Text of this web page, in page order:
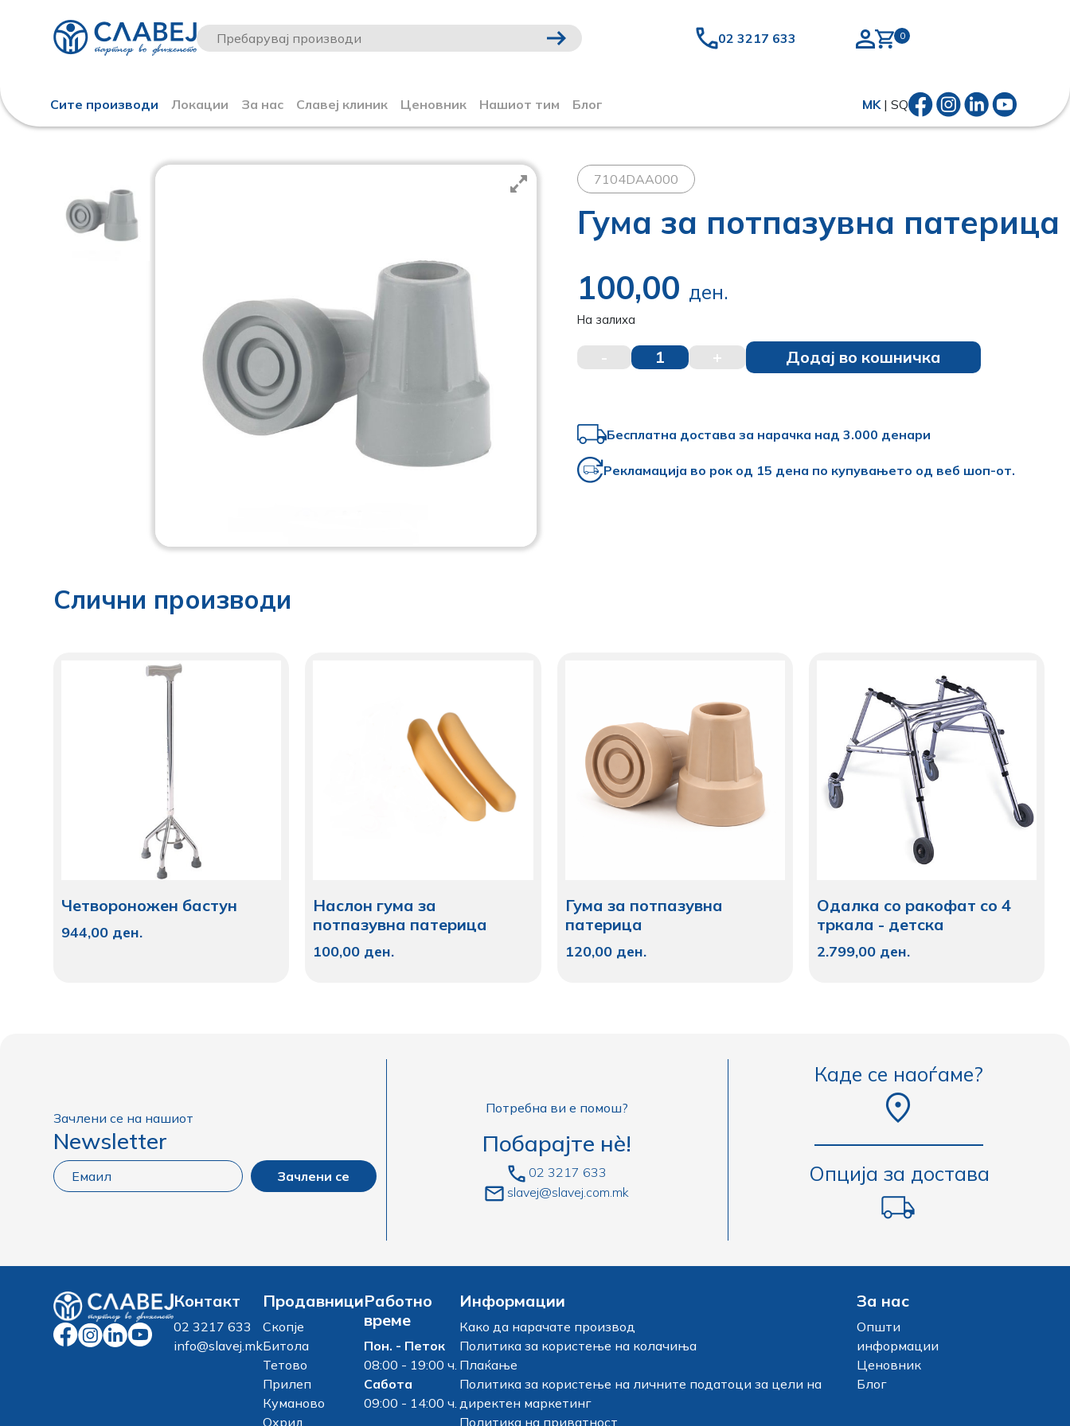
02 3217 633
Сите производи Локации За нас Славеј клиник Ценовник Нашиот тим Блог MK| SQ
7104DAA000
Гума за потпазувна патерица
100,00 ден.
На залиха
- 1 + Додај во кошничка
Бесплатна достава за нарачка над 3.000 денари
Рекламација во рок од 15 дена по купувањето од веб шоп-от.
Слични производи
Четвороножен бастун
944,00 ден.
Наслон гума за
потпазувна патерица
100,00 ден.
Гума за потпазувна
патерица
120,00 ден.
Одалка со ракофат со 4
тркала - детска
2.799,00 ден.
Зачлени се на нашиот
Newsletter
Зачлени се
Потребна ви е помош?
Побарајте нè!
02 3217 633
slavej@slavej.com.mk
Каде се наоѓаме?
Опција за достава
Контакт
02 3217 633
info@slavej.mk
Продавници
Скопје
Битола
Тетово
Прилеп
Куманово
Охрид
Работно
време
Пон. - Петок
08:00 - 19:00 ч.
Сабота
09:00 - 14:00 ч.
Информации
Како да нарачате производ
Политика за користење на колачиња
Плаќање
Политика за користење на личните податоци за цели на
директен маркетинг
Политика на приватност
За нас
Општи
информации
Ценовник
Блог